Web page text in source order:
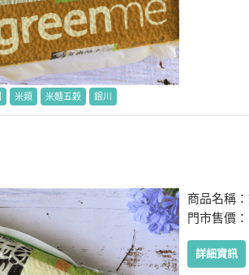
米類 米麵五穀 銀川
商品名稱
門市售價
詳細資訊